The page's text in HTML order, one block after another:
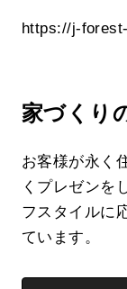
https://j-
家づくり
お客様が永く
くプレゼンを
フスタイルに
ています。